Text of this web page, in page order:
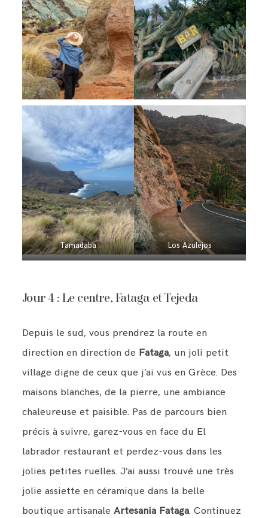
Tamadaba Los Azulejos
Jour 4 : Le centre, Fataga et Tejeda
Depuis le sud, vous prendrez la route en
direction en direction de Fataga, un joli petit
village digne de ceux que j’ai vus en Grèce. Des
maisons blanches, de la pierre, une ambiance
chaleureuse et paisible. Pas de parcours bien
précis à suivre, garez-vous en face du El
labrador restaurant et perdez-vous dans les
jolies petites ruelles. J’ai aussi trouvé une très
jolie assiette en céramique dans la belle
boutique artisanale Artesania Fataga. Continuez